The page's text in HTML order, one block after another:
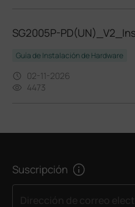
SG2005P-
Guía de Instalación de Hardware
02-11-2026
4473
Suscripción